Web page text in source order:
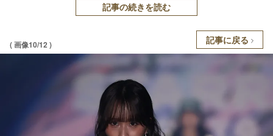
記事の続きを読む
( 画像10/12 ) 記事に戻る